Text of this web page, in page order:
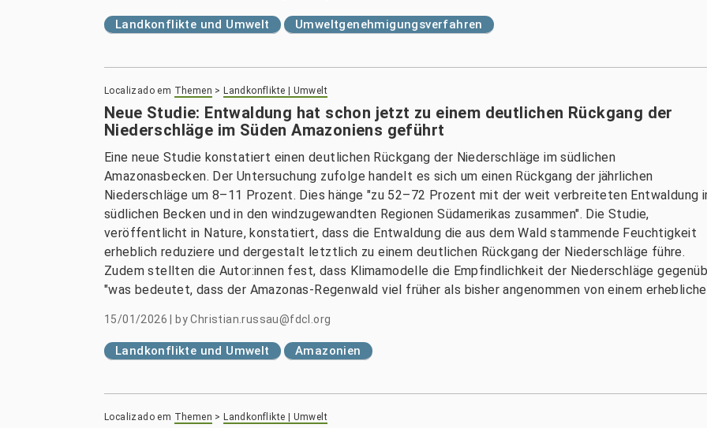
Landkonflikte und Umwelt Umweltgenehmigungsverfahren
Localizado em Themen >Landkonflikte | Umwelt
Neue Studie: Entwaldung hat schon jetzt zu einem deutlichen Rückgang der
Niederschläge im Süden Amazoniens geführt
Eine neue Studie konstatiert einen deutlichen Rückgang der Niederschläge im südlichen
Amazonasbecken. Der Untersuchung zufolge handelt es sich um einen Rückgang der jährlichen
Niederschläge um 8–11 Prozent. Dies hänge "zu 52–72 Prozent mit der weit verbreiteten Entwaldung
südlichen Becken und in den windzugewandten Regionen Südamerikas zusammen". Die Studie,
veröffentlicht in Nature, konstatiert, dass die Entwaldung die aus dem Wald stammende Feuchtigkeit
erheblich reduziere und dergestalt letztlich zu einem deutlichen Rückgang der Niederschläge führe.
Zudem stellten die Autor:innen fest, dass Klimamodelle die Empfindlichkeit der Niederschläge
"was bedeutet, dass der Amazonas-Regenwald viel früher als bisher angenommen von einem
15/01/2026 byChristian.russau@fdcl.org
Landkonflikte und Umwelt Amazonien
Localizado em Themen >Landkonflikte | Umwelt